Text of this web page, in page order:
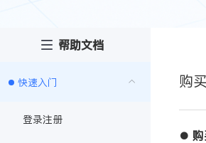
帮助文档
快速入门
登录注册
购
●